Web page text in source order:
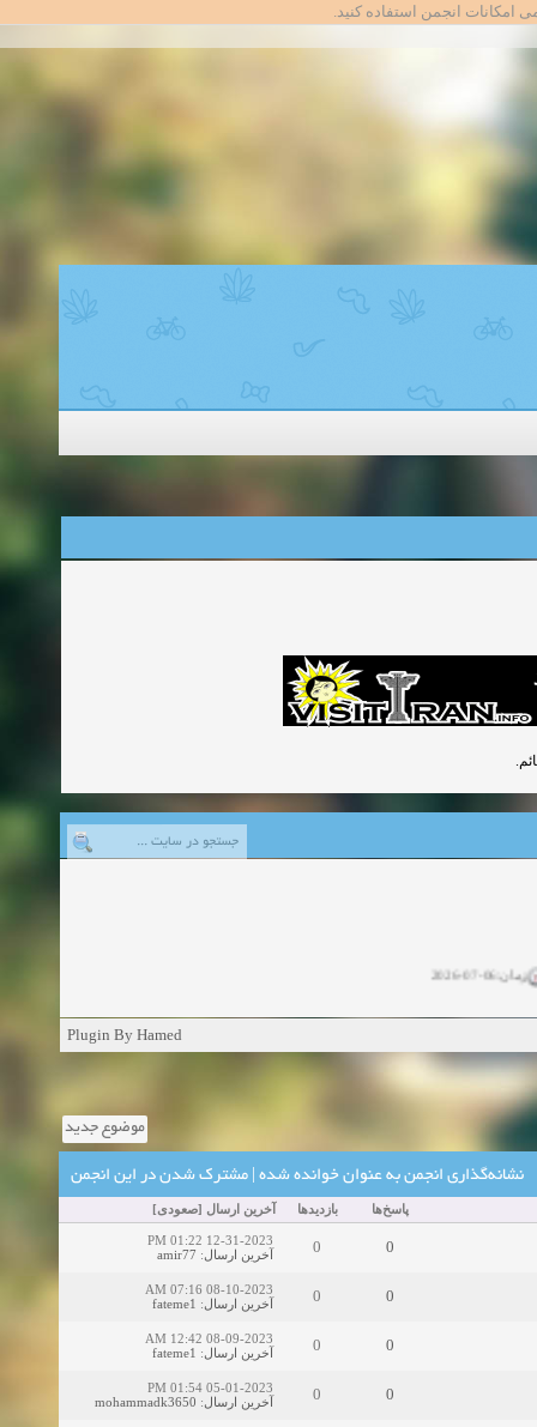
امکانات انجمن استفاده کنید.
04-2025
زمان:02-26-2025
Plugin By Hamed
موضوع جدید
نشانه‌گذاری انجمن به عنوان خوانده شده مشترک شدن در این انجمن
پاسخ‌ها بازدید‌ها آخرین ارسال [صعودی]
0
0
12-31-2023 01:22 PM
آخرین ارسال:
amir77
0
0
08-10-2023 07:16 AM
آخرین ارسال:
fateme1
0
0
08-09-2023 12:42 AM
آخرین ارسال:
fateme1
0
0
05-01-2023 01:54 PM
آخرین ارسال:
mohammadk3650